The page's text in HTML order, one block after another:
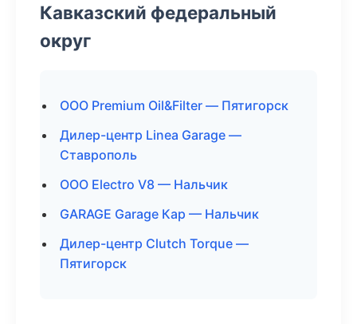
Кавказский федеральный
округ
ООО Premium Oil&Filter — Пятигорск
Дилер-центр Linea Garage —
Ставрополь
ООО Electro V8 — Нальчик
GARAGE Garage Кар — Нальчик
Дилер-центр Clutch Torque —
Пятигорск